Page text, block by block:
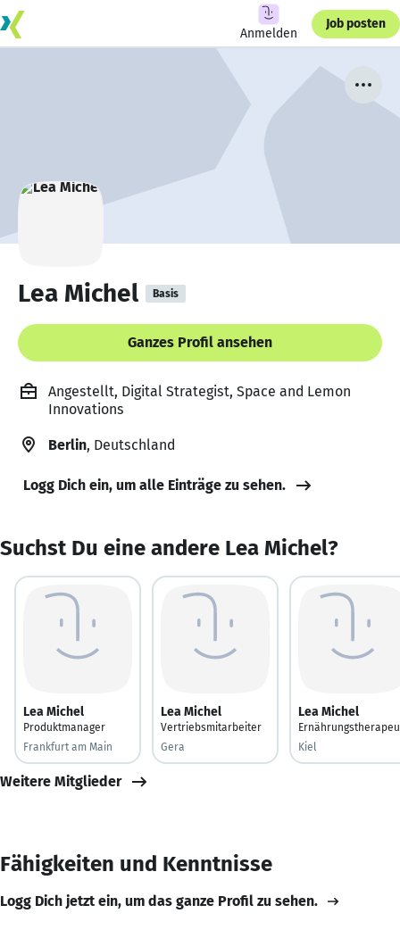
Anmelden
Job posten
Lea Michel Basis
Ganzes Profil ansehen
Angestellt, Digital Strategist, Space and Lemon
Innovations
Berlin, Deutschland
Logg Dich ein, um alle Einträge zu sehen.
Suchst Du eine andere Lea Michel?
Lea Michel
Produktmanager
Frankfurt am Main
Lea Michel
Vertriebsmitarbeiter
Gera
Lea Michel
Kiel
Weitere Mitglieder
Fähigkeiten und Kenntnisse
Logg Dich jetzt ein, um das ganze Profil zu sehen.